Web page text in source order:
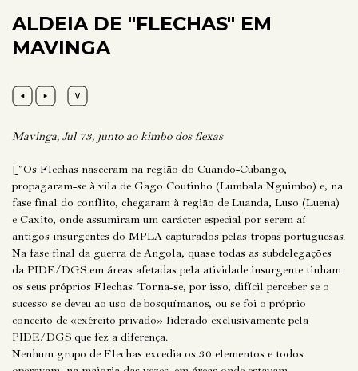
ALDEIA DE "FLECHAS" EM
MAVINGA
Mavinga, Jul 73, junto ao kimbo dos flexas
[“Os Flechas nasceram na região do Cuando-Cubango,
propagaram-se à vila de Gago Coutinho (Lumbala Nguimbo) e, na
fase final do conflito, chegaram à região de Luanda, Luso (Luena)
e Caxito, onde assumiram um carácter especial por serem aí
antigos insurgentes do MPLA capturados pelas tropas portuguesas.
Na fase final da guerra de Angola, quase todas as subdelegações
da PIDE/DGS em áreas afetadas pela atividade insurgente tinham
os seus próprios Flechas. Torna-se, por isso, difícil perceber se o
sucesso se deveu ao uso de bosquímanos, ou se foi o próprio
conceito de «exército privado» liderado exclusivamente pela
PIDE/DGS que fez a diferença.
Nenhum grupo de Flechas excedia os 30 elementos e todos